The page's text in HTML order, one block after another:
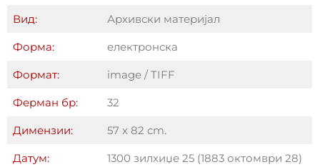
Вид: Архивски материјал
Форма: електронска
Формат: image / TIFF
Ферман бр: 32
Димензии: 57 x 82 cm.
Датум:
1300 зилхиџе 25 (1883 октомври 28)